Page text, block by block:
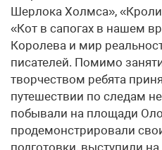
Шерлока Холмса»,
«Кот в сапогах в нашем
Королева и мир
писателей. Помимо
творчеством ребята
путешествии по следам
побывали на площади
продемонстрировали
подготовки, выступили